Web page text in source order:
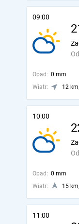
09:00
Opad: 0 mm
Wiatr:
12
10:00
Opad: 0 mm
Wiatr:
15
11:00